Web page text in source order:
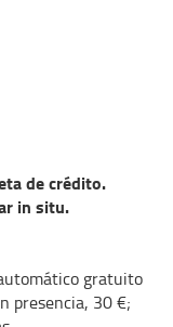
de crédito.
in situ.
gratuito
presencia, 30 €;